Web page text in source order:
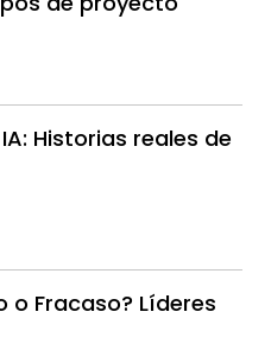
Historias reales de
o Fracaso? Líderes